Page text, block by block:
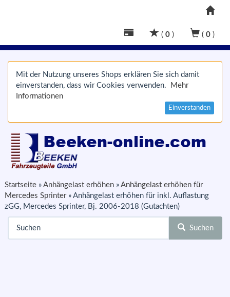
( 0 ) ( 0 )
Mit der Nutzung unseres Shops erklären Sie sich damit
einverstanden, dass wir Cookies verwenden.
Mehr
Informationen
Einverstanden
Startseite » Anhängelast erhöhen » Anhängelast erhöhen für
Mercedes Sprinter» Anhängelast erhöhen für inkl. Auflastung
zGG, Mercedes Sprinter, Bj. 2006-2018 (Gutachten)
Suchen